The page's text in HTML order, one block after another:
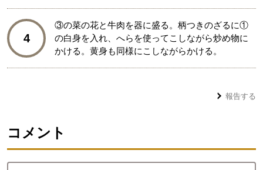
4
③の菜の花と牛肉を器に盛る。柄つきのざるに①
の白身を入れ、へらを使ってこしながら炒め物に
かける。黄身も同様にこしながらかける。
報告する
コメント